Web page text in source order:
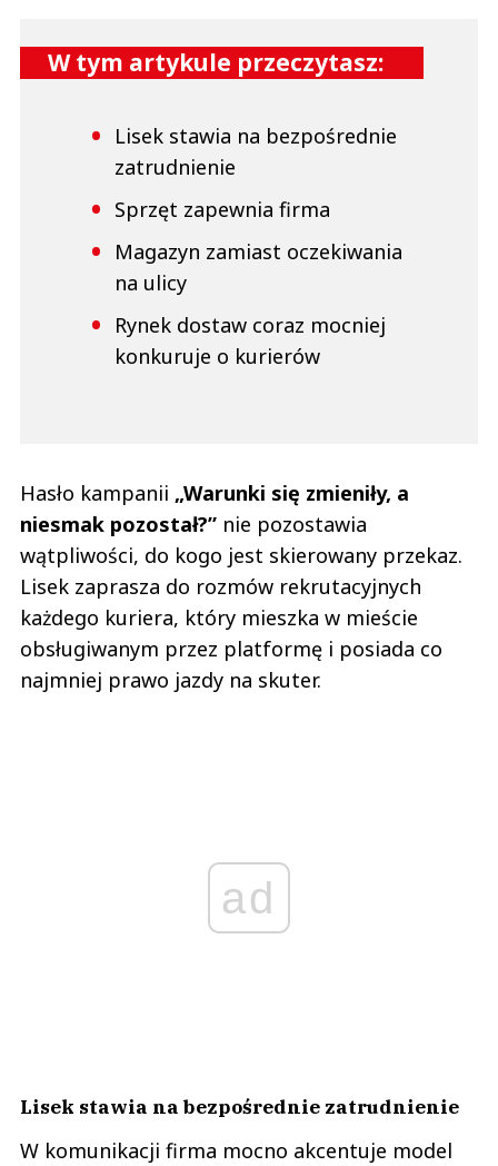
W tym artykule przeczytasz:
Lisek stawia na bezpośrednie
zatrudnienie
Sprzęt zapewnia firma
Magazyn zamiast oczekiwania
na ulicy
Rynek dostaw coraz mocniej
konkuruje o kurierów
Hasło kampanii „Warunki się zmieniły, a
niesmak pozostał?” nie pozostawia
wątpliwości, do kogo jest skierowany przekaz.
Lisek zaprasza do rozmów rekrutacyjnych
każdego kuriera, który mieszka w mieście
obsługiwanym przez platformę i posiada co
najmniej prawo jazdy na skuter.
ad
Lisek stawia na bezpośrednie zatrudnienie
W komunikacji firma mocno akcentuje model